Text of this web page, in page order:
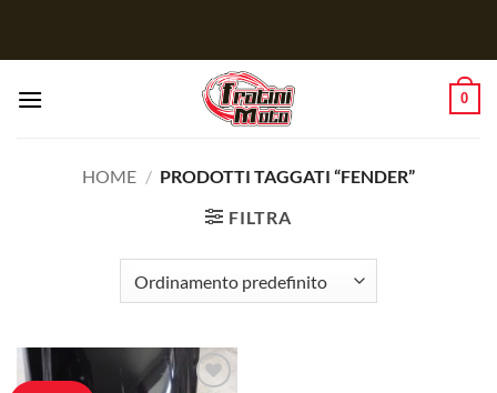
0
HOME / PRODOTTI TAGGATI “FENDER”
FILTRA